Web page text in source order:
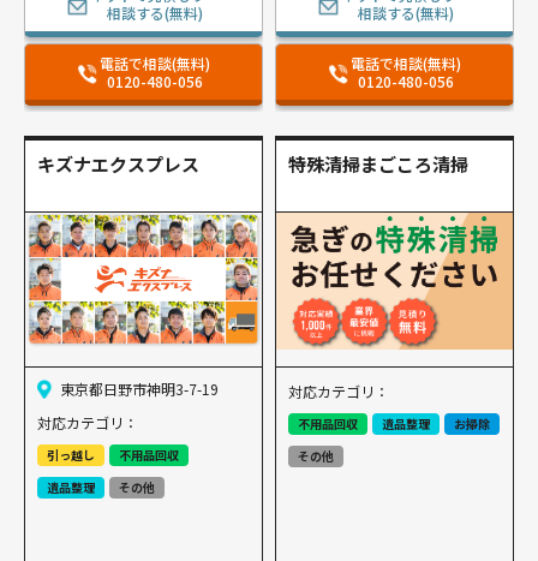
相談する(無料)
電話で相談(無料)
0120-480-056
相談する(無料)
電話で相談(無料)
0120-480-056
キズナエクスプレス
東京都日野市神明3-7-19
対応カテゴリ：
引っ越し
不用品回収
遺品整理
その他
特殊清掃まごころ清掃
対応カテゴリ：
不用品回収 遺品整理
お掃除
その他